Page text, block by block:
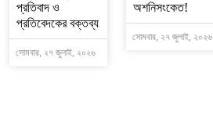
প্রতিবাদ ও
প্রতিবেদকের বক্তব্য
সোমবার, ২৭ জুলাই, ২০২৬
অশনিসংকেত!
সোমবার, ২৭ জুলাই, ২০২৬